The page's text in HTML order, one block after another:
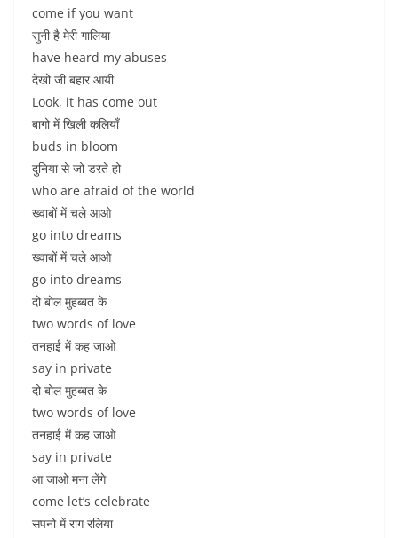
come if you want
सुनी है मेरी गालिया
have heard my abuses
देखो जी बहार आयी
Look, it has come out
बागो में खिली कलियाँ
buds in bloom
दुनिया से जो डरते हो
who are afraid of the world
ख्वाबों में चले आओ
go into dreams
ख्वाबों में चले आओ
go into dreams
दो बोल मुहब्बत के
two words of love
तनहाई में कह जाओ
say in private
दो बोल मुहब्बत के
two words of love
तनहाई में कह जाओ
say in private
आ जाओ मना लेंगे
come let’s celebrate
सपनो में राग रलिया